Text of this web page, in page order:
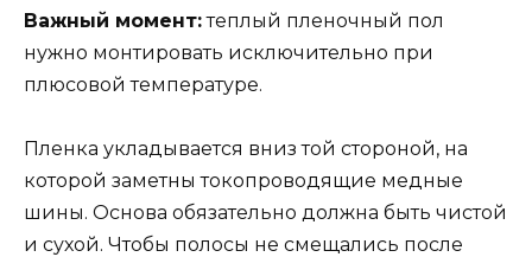
Важный момент:теплый пленочный пол
нужно монтировать исключительно при
плюсовой температуре.
Пленка укладывается вниз той стороной, на
которой заметны токопроводящие медные
шины. Основа обязательно должна быть чистой
и сухой. Чтобы полосы не смещались после